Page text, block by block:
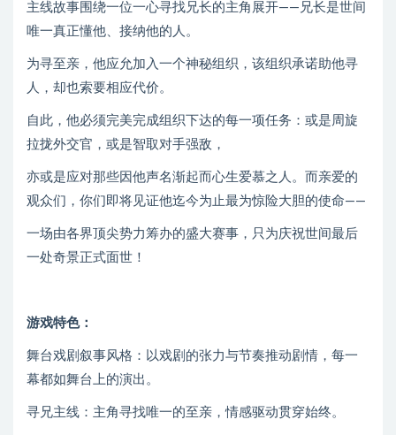
主线故事围绕一位一心寻找兄长的主角展开——兄长是世间
唯一真正懂他、接纳他的人。
为寻至亲，他应允加入一个神秘组织，该组织承诺助他寻
人，却也索要相应代价。
自此，他必须完美完成组织下达的每一项任务：或是周旋
拉拢外交官，或是智取对手强敌，
亦或是应对那些因他声名渐起而心生爱慕之人。而亲爱的
观众们，你们即将见证他迄今为止最为惊险大胆的使命——
一场由各界顶尖势力筹办的盛大赛事，只为庆祝世间最后
一处奇景正式面世！
游戏特色：
舞台戏剧叙事风格：以戏剧的张力与节奏推动剧情，每一
幕都如舞台上的演出。
寻兄主线：主角寻找唯一的至亲，情感驱动贯穿始终。